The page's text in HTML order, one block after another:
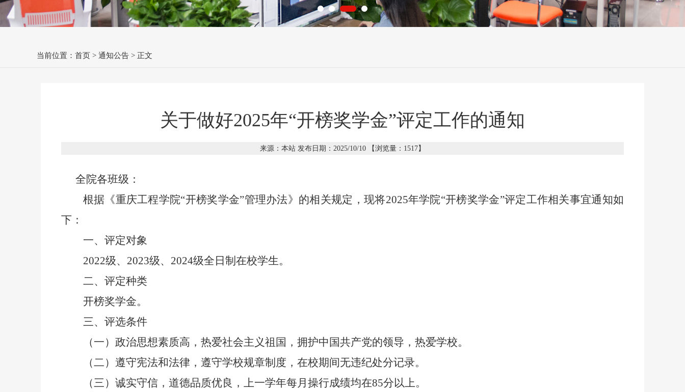
当前位置： 首页 > 通知公告 > 正文
关于做好2025年“开榜奖学金”评定工作的通知
来源：本站 发布日期：2025/10/10 【浏览量： 1517】
全院各班级：
根据《重庆工程学院“开榜奖学金”管理办法》 的相关规定，现将2025年学院“开榜奖学金”评定工作相关事宜通知如
下：
一、评定对象
2022级、 2023级、 2024级全日制在校学生。
二、评定种类
开榜奖学金。
三、评选条件
（一）政治思想素质高，热爱社会主义祖国，拥护中国共产党的领导，热爱学校。
（二）遵守宪法和法律，遵守学校规章制度，在校期间无违纪处分记录。
（三）诚实守信，道德品质优良，上一学年每月操行成绩均在85分以上。